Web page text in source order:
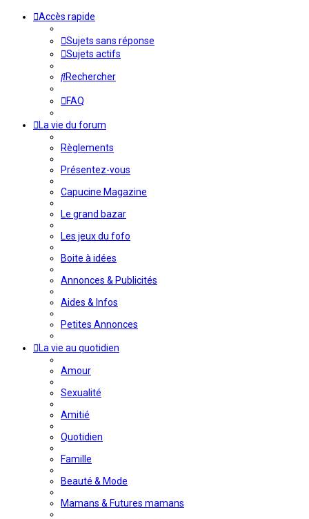
Accès rapide
Sujets sans réponse
Sujets actifs
Rechercher
FAQ
La vie du forum
Règlements
Présentez-vous
Capucine Magazine
Le grand bazar
Les jeux du fofo
Boite à idées
Annonces & Publicités
Aides & Infos
Petites Annonces
La vie au quotidien
Amour
Sexualité
Amitié
Quotidien
Famille
Beauté & Mode
Mamans & Futures mamans